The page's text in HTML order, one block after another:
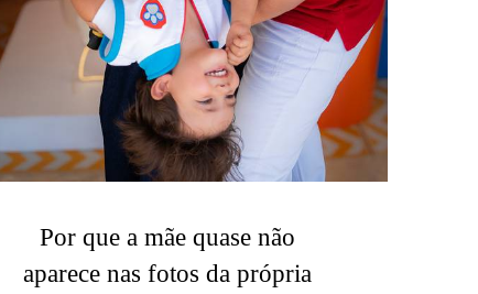
Por que a mãe quase não
aparece nas fotos da própria